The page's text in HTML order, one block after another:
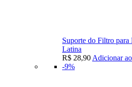
Suporte do Filtro
Latina
R$ 28,90 Adicionar
-9%